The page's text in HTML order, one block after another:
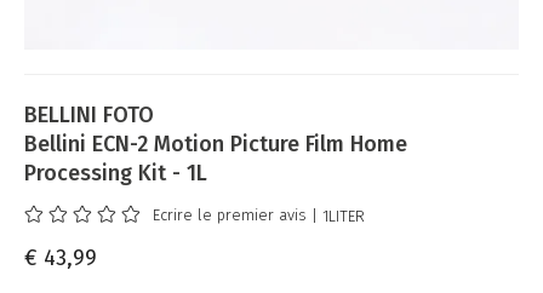
BELLINI FOTO
Bellini ECN-2 Motion Picture Film Home
Processing Kit - 1L
Ecrire le premier avis | 1LITER
€ 43,99